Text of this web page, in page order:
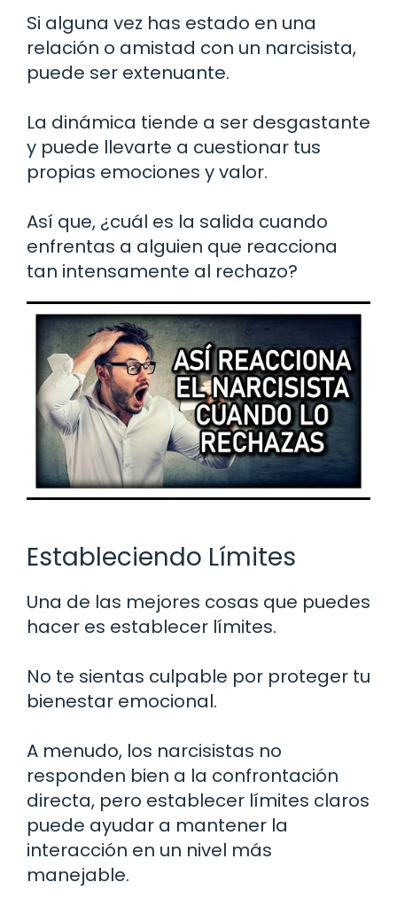
Si alguna vez has estado en una
relación o amistad con un narcisista,
puede ser extenuante.
La dinámica tiende a ser desgastante
y puede llevarte a cuestionar tus
propias emociones y valor.
Así que, ¿cuál es la salida cuando
enfrentas a alguien que reacciona
tan intensamente al rechazo?
Estableciendo Límites
Una de las mejores cosas que puedes
hacer es establecer límites.
No te sientas culpable por proteger tu
bienestar emocional.
A menudo, los narcisistas no
responden bien a la confrontación
directa, pero establecer límites claros
puede ayudar a mantener la
interacción en un nivel más
manejable.